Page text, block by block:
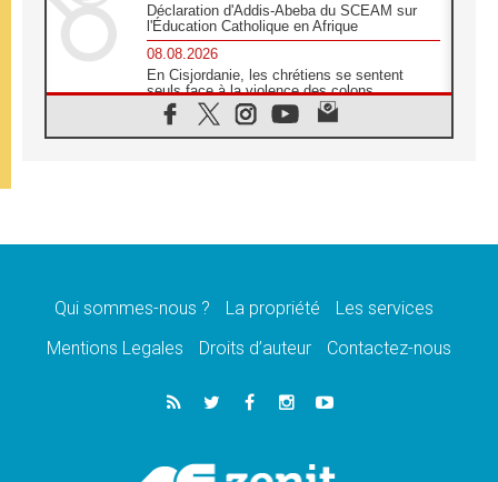
Déclaration d'Addis-Abeba du SCEAM sur
l'Éducation Catholique en Afrique
08.08.2026
En Cisjordanie, les chrétiens se sentent
seuls face à la violence des colons
08.08.2026
Léon XIV au sanctuaire de Notre Dame du
08.08.2026
08.08.2026
catholiques
Au Bangladesh, l'Église accompagne les
Dalits sur le chemin de la dignité
Philippines: le vicariat apostolique de
Calapan devient un diocèse
Qui sommes-nous ? La propriété
Les services
Mentions Legales
Droits d’auteur Contactez-nous